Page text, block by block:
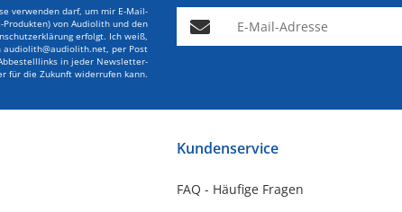
verwenden darf, um mir E-Mail-
von Audiolith und den
erfolgt. Ich weiß,
audiolith@audiolith.net, per Post
in jeder Newsletter-
für die Zukunft widerrufen kann.
E-Mail-Adresse
Kundenservice
FAQ - Häufige Fragen